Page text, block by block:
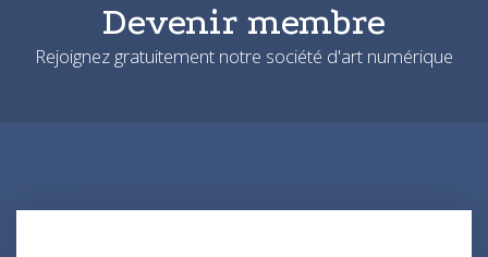
Devenir membre
Rejoignez gratuitement notre société d'art numérique